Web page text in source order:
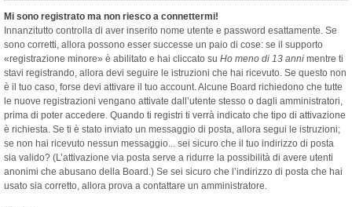
Mi sono registrato ma non riesco a connettermi!
Innanzitutto controlla di aver inserito nome utente e password esattamente. Se
sono corretti, allora possono esser successe un paio di cose: se il supporto
«registrazione minore» è abilitato e hai cliccato su Ho meno di 13 anni mentre ti
stavi registrando, allora devi seguire le istruzioni che hai ricevuto. Se questo non
è il tuo caso, forse devi attivare il tuo account. Alcune Board richiedono che tutte
le nuove registrazioni vengano attivate dall’utente stesso o dagli amministratori,
prima di poter accedere. Quando ti registri ti verrà indicato che tipo di attivazione
è richiesta. Se ti è stato inviato un messaggio di posta, allora segui le istruzioni;
se non hai ricevuto nessun messaggio... sei sicuro che il tuo indirizzo di posta
sia valido? (L’attivazione via posta serve a ridurre la possibilità di avere utenti
anonimi che abusano della Board.) Se sei sicuro che l’indirizzo di posta che hai
usato sia corretto, allora prova a contattare un amministratore.